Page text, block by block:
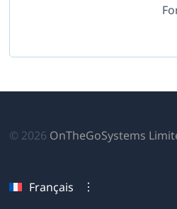
© 2026 OnTheGoSystems
Français